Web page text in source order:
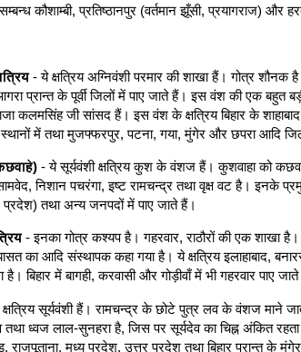
सम्बन्ध कौशाम्बी, प्रतिष्ठानपुर (वर्तमान झूँसी, प्रयागराज) और
- ये क्षत्रिय अग्निवंशी परमार की शाखा हैं। गोत्र शौनक
प्रान्त के पूर्वी जिलों में पाए जाते हैं। इस वंश की एक बहुत बड़ी
कलमसिंह जी सांसद हैं। इस वंश के क्षत्रिय बिहार के
स्थानों में तथा मुजफ्फरपुर, पटना, गया, मुंगेर और छपरा आदि
- ये सूर्यवंशी क्षत्रिय कुश के वंशज हैं। कुशवाहा को
निशान पचरंगा, इष्ट रामचन्द्र तथा वृक्ष वट है। इनके
तथा अन्य जनपदों में पाए जाते हैं।
- इनका गोत्र कश्यप है। गहरवार, राठौरों की एक शाखा
का आदि संस्थापक कहा गया है। ये क्षत्रिय इलाहाबाद,
है। बिहार में बागही, करवासी और गोड़ीवाँ में भी गहरवार पाए
सूर्यवंशी हैं। रामचन्द्र के छोटे पुत्र लव के वंशज माने
ध्वज लाल-सुनहरा है, जिस पर सूर्यदेव का चिह्न अंकित
राजपूताना, मध्य प्रदेश, उत्तर प्रदेश तथा बिहार प्रान्त